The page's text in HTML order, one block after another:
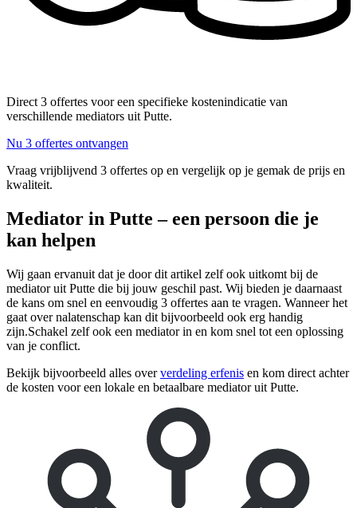
Direct 3 offertes voor een specifieke kostenindicatie van
verschillende mediators uit Putte.
Nu 3 offertes ontvangen
Vraag vrijblijvend 3 offertes op en vergelijk op je gemak de prijs en
kwaliteit.
Mediator in Putte – een persoon die je
kan helpen
Wij gaan ervanuit dat je door dit artikel zelf ook uitkomt bij de
mediator uit Putte die bij jouw geschil past. Wij bieden je daarnaast
de kans om snel en eenvoudig 3 offertes aan te vragen. Wanneer het
gaat over nalatenschap kan dit bijvoorbeeld ook erg handig
zijn.Schakel zelf ook een mediator in en kom snel tot een oplossing
van je conflict.
Bekijk bijvoorbeeld alles oververdeling erfenis en kom direct achter
de kosten voor een lokale en betaalbare mediator uit Putte.